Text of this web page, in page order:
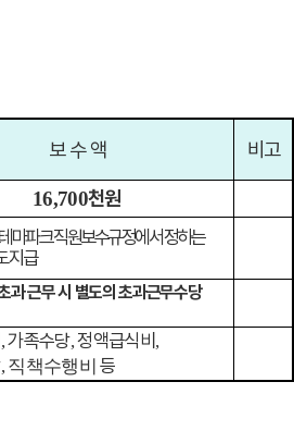
보 수 액 비고
16,700천원
마파크 직원보수규정에서 정하는
지급
과 근무 시 별도의 초과근무수당
,가족수당,정액급식비 ,
, 직책수행비 등